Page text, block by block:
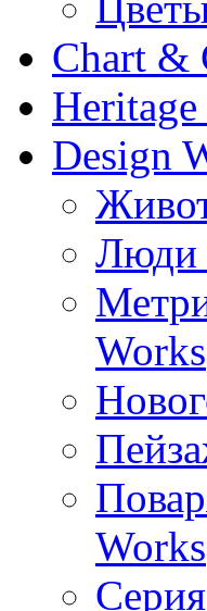
Chart &
Design
Люди
Works
Works